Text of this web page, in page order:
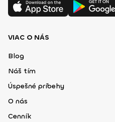
VIAC O NÁS
Blog
Náš tím
Úspešné príbehy
O nás
Cenník